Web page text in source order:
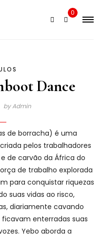
0
Dance
byAdmin
de borracha) é uma
pelos trabalhadores
de carvão da África do
de trabalho explorada
para conquistar riquezas
suas vidas ao risco,
diariamente cavando
enterradas suas
Yebo aborda a